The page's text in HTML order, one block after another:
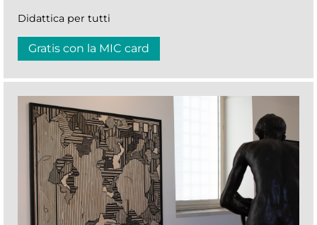
Didattica per tutti
Gratis con la MIC card